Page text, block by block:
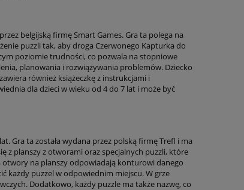
belgijską firmę Smart Games. Gra ta polega na
puzzli tak, aby droga Czerwonego Kapturka do
poziomie trudności, co pozwala na stopniowe
planowania i rozwiązywania problemów. Dziecko
również książeczkę z instrukcjami i
dla dzieci w wieku od 4 do 7 lat i może być
Gra ta została wydana przez polską firmę Trefl i ma
z planszy z otworami oraz specjalnych puzzli, które
na planszy odpowiadają konturowi danego
każdy puzzel w odpowiednim miejscu. W grze
Dodatkowo, każdy puzzle ma także nazwę, co